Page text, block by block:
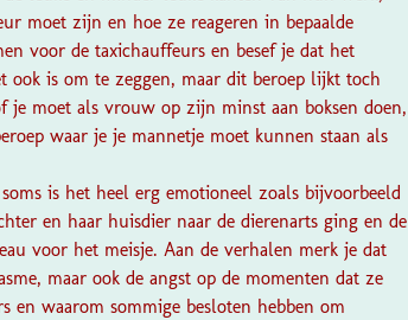
moet zijn en hoe ze reageren in bepaalde
voor de taxichauffeurs en besef je dat het
ook is om te zeggen, maar dit beroep lijkt toch
je moet als vrouw op zijn minst aan boksen doen,
waar je je mannetje moet kunnen staan als
is het heel erg emotioneel zoals bijvoorbeeld
en haar huisdier naar de dierenarts ging en de
voor het meisje. Aan de verhalen merk je dat
maar ook de angst op de momenten dat ze
en waarom sommige besloten hebben om